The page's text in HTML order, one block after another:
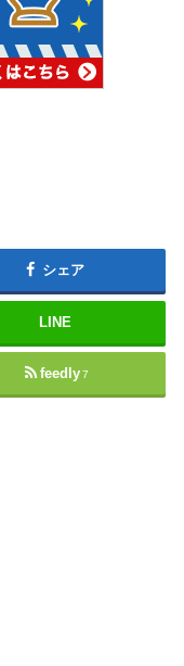
シェア
LINE
feedly 7